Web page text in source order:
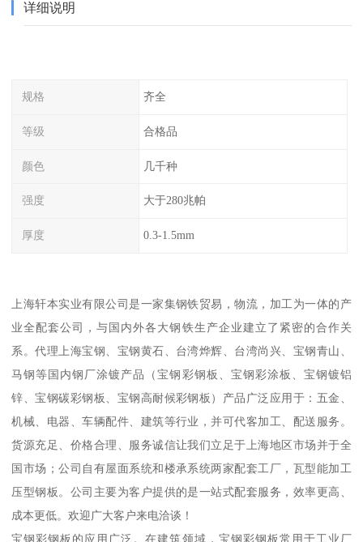
详细说明
规格 齐全
等级 合格品
颜色 几千种
强度 大于280兆帕
厚度 0.3-1.5mm
上海轩本实业有限公司是一家集钢铁贸易，物流，加工为一体的产
业全配套公司，与国内外各大钢铁生产企业建立了紧密的合作关
系。代理上海宝钢、宝钢黄石、台湾烨辉、台湾尚兴、宝钢青山、
马钢等国内钢厂涂镀产品（宝钢彩钢板、宝钢彩涂板、宝钢镀铝
锌、宝钢碳彩钢板、宝钢高耐候彩钢板）产品广泛应用于：五金、
机械、电器、车辆配件、建筑等行业，并可代客加工、配送服务。
货源充足、价格合理、服务诚信让我们立足于上海地区市场并于全
国市场；公司自有屋面系统和楼承系统两家配套工厂，瓦型能加工
压型钢板。公司主要为客户提供的是一站式配套服务，效率更高、
成本更低。欢迎广大客户来电洽谈！
宝钢彩钢板的应用广泛。在建筑领域，宝钢彩钢板常用于工业厂